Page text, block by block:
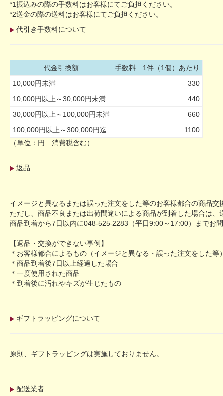
*1振込みの際の手数料はお客様にてご負担ください。
*2送金の際の送料はお客様にてご負担ください。
代引き手数料について
代金引換額
手数料 1件（1個）あたり
10,000円未満
330
10,000円以上～30,000円未満
440
30,000円以上～100,000円未満
660
100,000円以上～300,000円迄
1100
（単位：円 消費税含む）
返品
イメージと異なるまたは誤った注文をした等のお客様都合の商品
ただし、商品不良または出荷間違いによる商品が到着した場合は
商品到着から7日以内に048-525-2283（平日9:00～17:00）までお
【返品・交換ができない事例】
＊お客様都合によるもの（イメージと異なる・誤った注文をした等
＊商品到着後7日以上経過した場合
＊一度使用された商品
＊到着後に汚れやキズが生じたもの
ギフトラッピングについて
原則、ギフトラッピングは実施しておりません。
配送業者